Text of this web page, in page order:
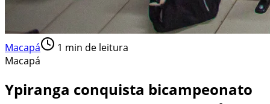
Macapá 1 min de leitura
Macapá
Ypiranga conquista bicampeonato